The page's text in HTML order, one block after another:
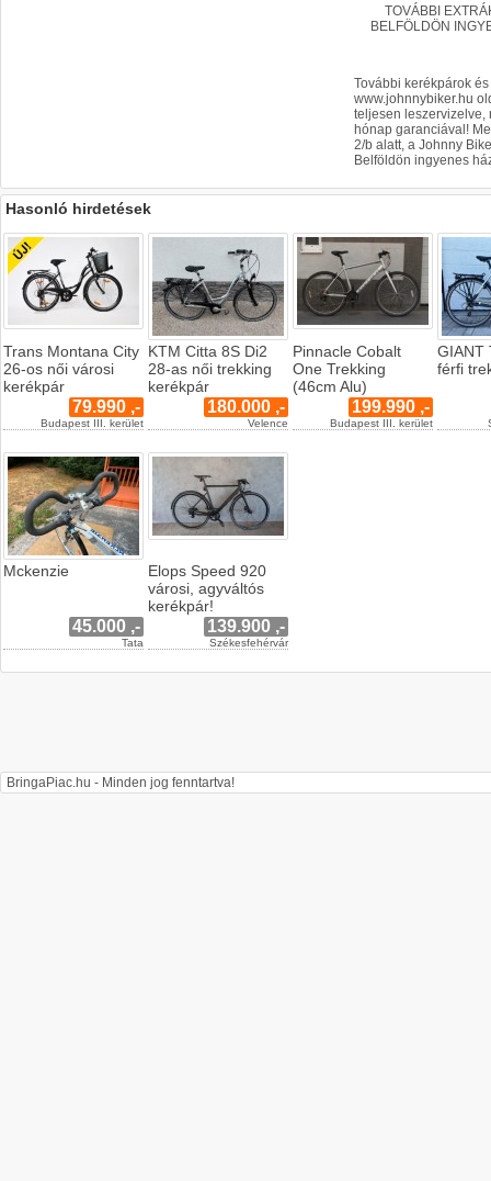
TOVÁBBI
BELFÖLDÖN
További kerékpárok
www.johnnybiker.hu
teljesen leszervizelve,
hónap garanciával!
2/b alatt, a Johnny
Belföldön ingyenes
Hasonló hirdetések
Trans Montana City
26-os női városi
kerékpár
79.990 ,-
Budapest III. kerület
KTM Citta 8S Di2
28-as női trekking
kerékpár
180.000 ,-
Velence
Pinnacle Cobalt
One Trekking
(46cm Alu)
199.990 ,-
Budapest III. kerület
GIANT
férfi
Mckenzie
45.000 ,-
Tata
Elops Speed 920
városi, agyváltós
kerékpár!
139.900 ,-
Székesfehérvár
BringaPiac.hu - Minden jog fenntartva!